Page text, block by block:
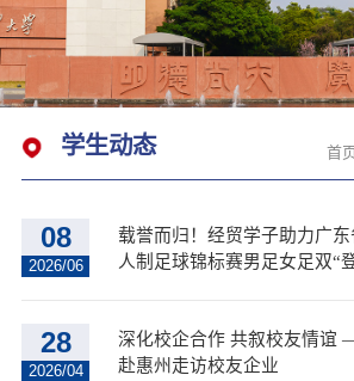
学生动态 首
08
2026/06
载誉而归！经贸学子助力广东
人制足球锦标赛男足女足双“登
28
2026/04
深化校企合作 共叙校友情谊 ——经贸学院
赴惠州走访校友企业